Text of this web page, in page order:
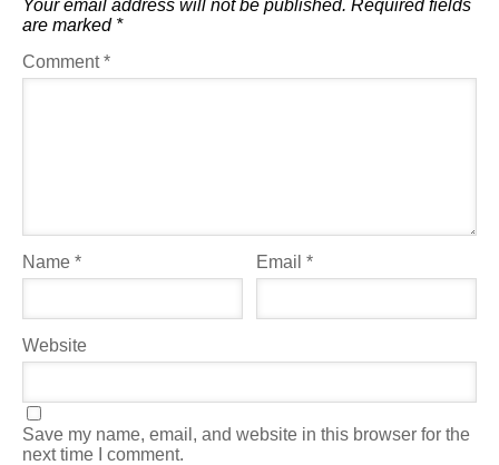
Your email address will not be published. Required fields
are marked *
Comment*
Name * Email*
Website
Save my name, email, and website in this browser for the
next time I comment.